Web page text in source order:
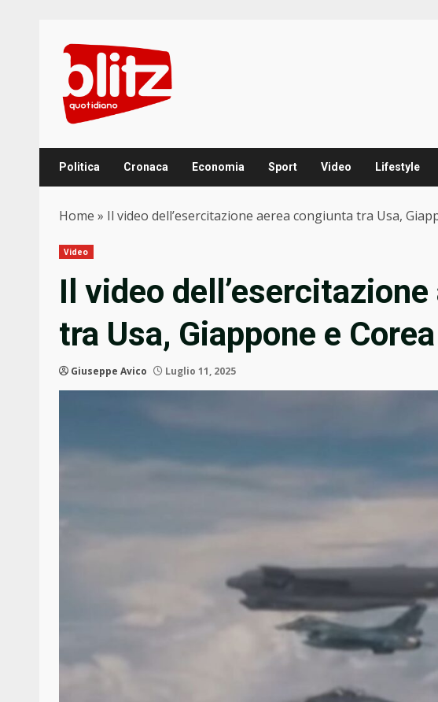
content
Politica Cronaca Economia Sport Video Lifestyle
Home » Il video dell’esercitazione aerea congiunta tra Usa,
Video
Il video
tra Usa, Giappone e
Giuseppe Avico Luglio 11, 2025